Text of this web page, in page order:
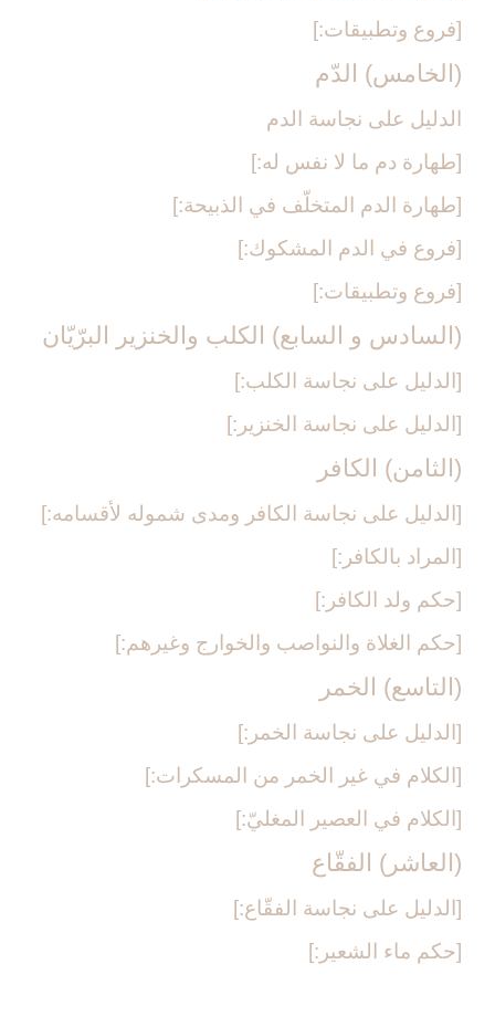
[فروع وتطبيقات:]
(الخامس) الدّم‏
الدليل على نجاسة الدم
[طهارة دم ما لا نفس له:]
[طهارة الدم المتخلّف في الذبيحة:]
[فروع في الدم المشكوك:]
[فروع وتطبيقات:]
(السادس و السابع) الكلب والخنزير البرّيّان‏
[الدليل على نجاسة الكلب:]
[الدليل على نجاسة الخنزير:]
(الثامن) الكافر
[الدليل على نجاسة الكافر ومدى شموله لأقسامه:]
[المراد بالكافر:]
[حكم ولد الكافر:]
[حكم الغلاة والنواصب والخوارج وغيرهم:]
(التاسع) الخمر
[الدليل على نجاسة الخمر:]
[الكلام في غير الخمر من المسكرات:]
[الكلام في العصير المغليّ:]
(العاشر) الفقّاع‏
[الدليل على نجاسة الفقّاع:]
[حكم ماء الشعير:]